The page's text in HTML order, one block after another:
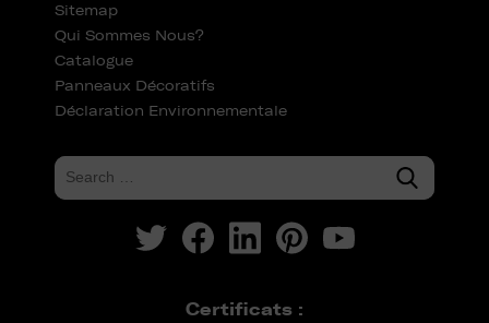
Sitemap
Qui Sommes Nous?
Catalogue
Panneaux Décoratifs
Déclaration Environnementale
Certificats :